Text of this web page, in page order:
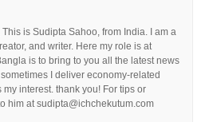
is Sudipta Sahoo, from India. I am a
and writer. Here my role is at
is to bring to you all the latest news
I deliver economy-related
my interest. thank you! For tips or
him at sudipta@ichchekutum.com